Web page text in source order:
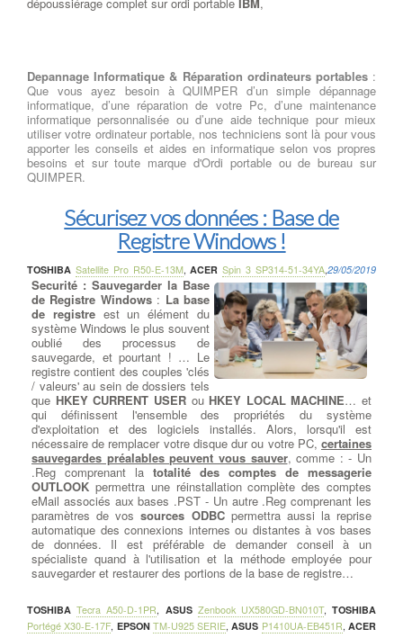
Depannage Informatique & Réparation ordinateurs portables:
Que vous ayez besoin à QUIMPER d’un simple dépannage
informatique, d’une réparation de votre Pc, d’une maintenance
informatique personnalisée ou d’une aide technique pour mieux
utiliser votre ordinateur portable, nos techniciens sont là pour vous
apporter les conseils et aides en informatique selon vos propres
besoins et sur toute marque d'Ordi portable ou de bureau sur
QUIMPER.
Sécurisez vos données : Base de
Registre Windows !
29/05/2019
Securité : Sauvegarder la Base
de Registre Windows: La base
de registreest un élément du
système Windows le plus souvent
oublié des processus de
sauvegarde, et pourtant ! … Le
registre contient des couples 'clés
/ valeurs' au sein de dossiers tels
que HKEY CURRENT USERou HKEY LOCAL MACHINE… et
qui définissent l'ensemble des propriétés du système
d'exploitation et des logiciels installés. Alors, lorsqu'il est
nécessaire de remplacer votre disque dur ou votre PC, certaines
sauvegardes préalables peuvent vous sauver, comme : - Un
.Reg comprenant la totalité des comptes de messagerie
OUTLOOK permettra une réinstallation complète des comptes
eMail associés aux bases .PST - Un autre .Reg comprenant les
paramètres de vossources ODBCpermettra aussi la reprise
automatique des connexions internes ou distantes à vos bases
de données. Il est préférable de demander conseil à un
spécialiste quand à l'utilisation et la méthode employée pour
sauvegarder et restaurer des portions de la base de registre…
TOSHIBA Satellite Pro R50-E-13M,ACER Spin 3 SP314-51-34YA,
TOSHIBA Tecra A50-D-1PR, ASUS Zenbook UX580GD-BN010T,TOSHIBA
Portégé X30-E-17F, EPSON TM-U925 SERIE,ASUS P1410UA-EB451R,ACER